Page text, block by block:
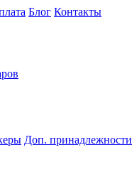
Блог Контакты
Доп. принадлежности